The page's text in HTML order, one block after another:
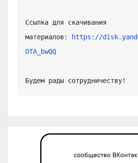
Ссылка для скачивания
материалов:
https://
OTA_bwQQ
Будем рады сотрудничеству!